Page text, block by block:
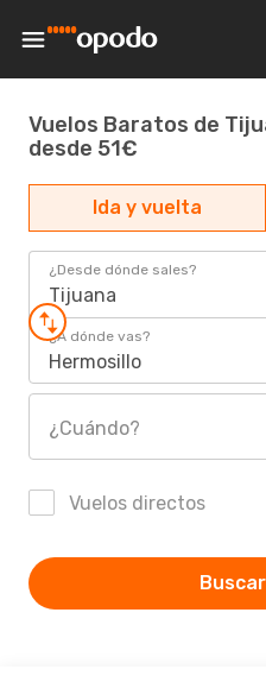
Vuelos Baratos de
desde 51€
Ida y vuelta
¿Desde dónde sales?
Tijuana
¿A dónde vas?
Hermosillo
¿Cuándo?
Vuelos directos